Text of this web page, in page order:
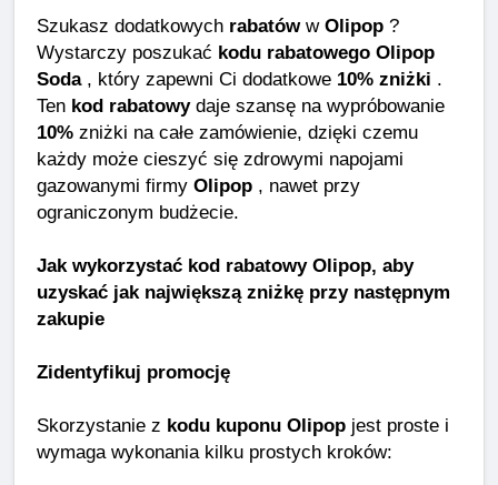
Szukasz dodatkowych rabatóww Olipop ?
Wystarczy poszukać kodu rabatowego Olipop
Soda, który zapewni Ci dodatkowe 10% zniżki .
Ten kod rabatowydaje szansę na wypróbowanie
10% zniżki na całe zamówienie, dzięki czemu
każdy może cieszyć się zdrowymi napojami
gazowanymi firmy Olipop , nawet przy
ograniczonym budżecie.
Jak wykorzystać kod rabatowy Olipop, aby
uzyskać jak największą zniżkę przy następnym
zakupie
Zidentyfikuj promocję
Skorzystanie z kodu kuponu Olipop jest proste i
wymaga wykonania kilku prostych kroków: